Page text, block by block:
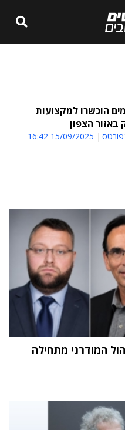
הוכשרו למקצועות
באזור הצפון
15/09/2025 16:42
המודרני מתחילה